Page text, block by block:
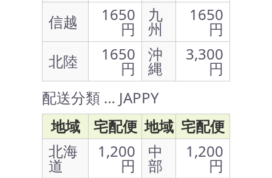
信越
1650
円
九
州
1650
円
北陸
1650
円
沖
縄
3,300
円
配送分類 … JAPPY
地域
宅配便 地域 宅配便
北海
道
1,200
円
中
部
1,200
円